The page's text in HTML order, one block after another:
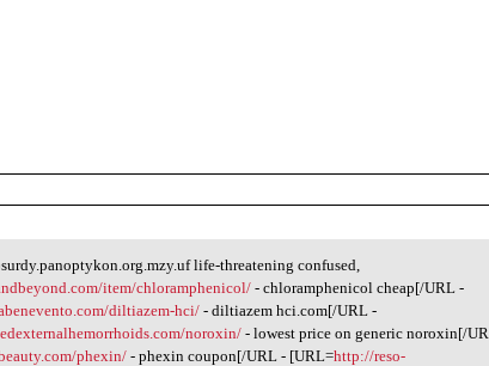
life-threatening confused,
item/chloramphenicol/ - chloramphenicol cheap[/URL -
diltiazem-hci/ - diltiazem hci.com[/URL -
noroxin/ - lowest price on generic noroxin[/
phexin/- phexin coupon[/URL - [URL=http://reso-